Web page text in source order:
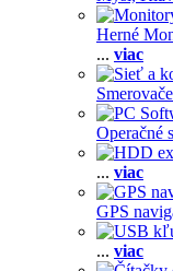
Herné
... viac
Operačné
... viac
GPS
... viac